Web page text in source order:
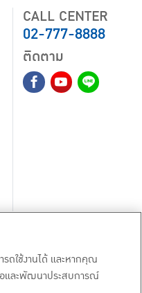
CALL CENTER
02-777-8888
ติดตาม
ถใช้งานได้ และหากคุณ
และพัฒนาประสบการณ์